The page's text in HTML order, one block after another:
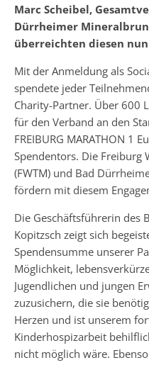
Marc Scheibel,
Dürrheimer
überreichten diesen
Mit der Anmeldung als
spendete jeder
Charity-Partner. Über 600
für den Verband an den
FREIBURG MARATHON 1
Spendentors. Die Freiburg
(FWTM) und Bad
fördern mit diesem
Die Geschäftsführerin des
Kopitzsch zeigt sich
Spendensumme unserer
Möglichkeit,
Jugendlichen und jungen
zuzusichern, die sie
Herzen und ist unserem
Kinderhospizarbeit
nicht möglich wäre.